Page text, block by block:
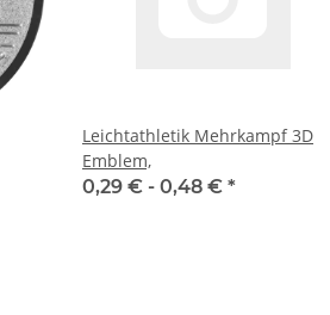
Leichtathletik Mehrkampf 3D
Emblem,
0,29 € - 0,48 € *